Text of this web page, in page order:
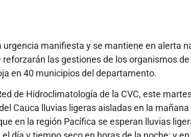
manifiesta y se mantiene en alerta
reforzarán las gestiones de los organismos
en 40 municipios del departamento.
de Hidroclimatología de la CVC, este
Cauca lluvias ligeras aisladas en la
en la región Pacífica se esperan lluvias